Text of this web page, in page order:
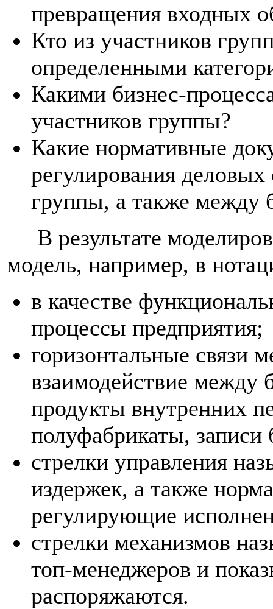
превращения входных
Кто из участников
определенными
Какими бизнес-
участников группы?
Какие нормативные
регулирования
группы, а также между
В результате
модель, например, в
в качестве
процессы предприятия;
горизонтальные связи
взаимодействие между
продукты внутренних
полуфабрикаты, записи
стрелки управления
издержек, а также
регулирующие
стрелки механизмов
топ-менеджеров и
распоряжаются.